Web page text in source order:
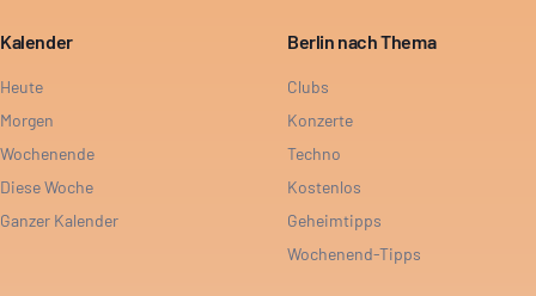
Kalender
Heute
Morgen
Wochenende
Diese Woche
Ganzer Kalender
Berlin nach Thema
Clubs
Konzerte
Techno
Kostenlos
Geheimtipps
Wochenend-Tipps